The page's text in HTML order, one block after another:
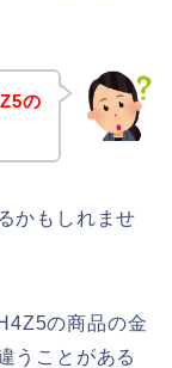
の
かもしれませ
の商品の金
うことがある